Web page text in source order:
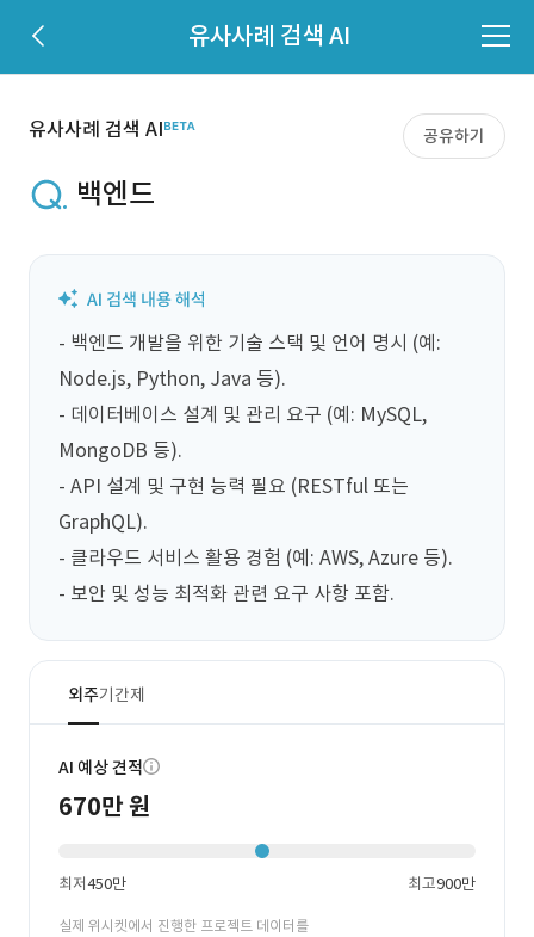
유사사례 검색 AI
유사사례 검색 AI 공유하기
백엔드
- 백엔드 개발을 위한 기술 스택 및 언어 명시 (예:
Node.js, Python, Java 등).
- 데이터베이스 설계 및 관리 요구 (예: MySQL,
MongoDB 등).
- API 설계 및 구현 능력 필요 (RESTful 또는
GraphQL).
- 클라우드 서비스 활용 경험 (예: AWS, Azure 등).
- 보안 및 성능 최적화 관련 요구 사항 포함.
외주기간제
AI 예상 견적
670만 원
최저450만 최고900만
실제 위시켓에서 진행한 프로젝트 데이터를